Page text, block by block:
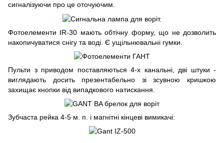
сигналізуючи про це оточуючим.
Фотоелементи IR-30 мають обтічну форму, що не дозволить
накопичуватися снігу та воді. Є ущільнювальні гумки.
Пульти з приводом поставляються 4-х канальні, дві штуки -
виглядають досить презентабельно зі зсувною кришкою
захищає кнопки від випадкового натискання.
Зубчаста рейка 4-5 м. п. і магнітні кінцеві вимикачі: